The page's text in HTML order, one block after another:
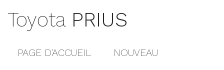
Toyota PRIUS
PAGE D'ACCUEIL NOUVEAU